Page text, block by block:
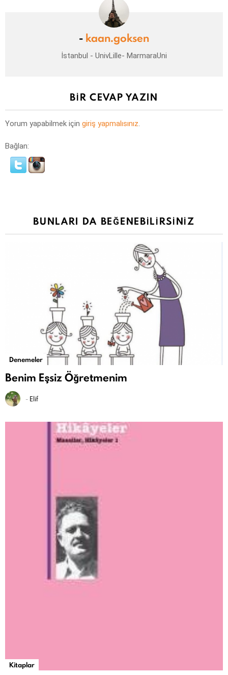
- kaan.goksen
İstanbul - UnivLille- MarmaraUni
BIR CEVAP YAZIN
Yorum yapabilmek için giriş yapmalısınız.
Bağlan:
BUNLARI DA BEĞENEBILIRSINIZ
Denemeler
Benim Eşsiz Öğretmenim
- Elif
Kitaplar